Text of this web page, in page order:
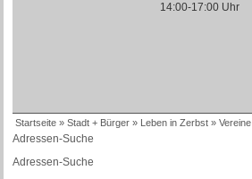
14:00-17:00 Uhr
Startseite »Stadt + Bürger » Leben in Zerbst »Vereine
Adressen-Suche
Adressen-Suche